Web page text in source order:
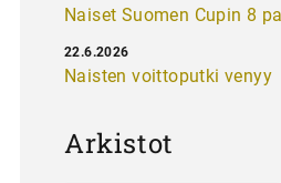
Naiset Suomen Cupin 8
Naisten voittoputki venyy
22.6.2026
Arkistot